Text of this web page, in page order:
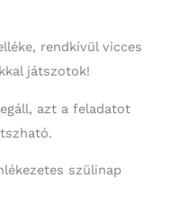
rendkívül vicces
játszotok!
azt a feladatot
szülinap